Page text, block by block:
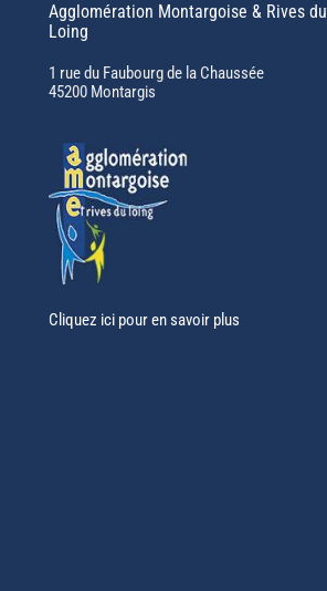
Agglomération Montargoise & Rives du
Loing
1 rue du Faubourg de la Chaussée
45200 Montargis
Cliquez ici pour en savoir plus